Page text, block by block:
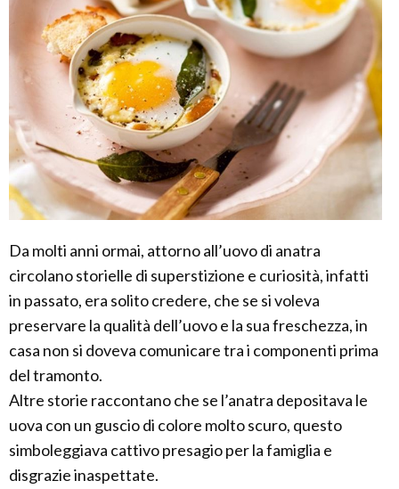
Da molti anni ormai, attorno all’uovo di anatra
circolano storielle di superstizione e curiosità, infatti
in passato, era solito credere, che se si voleva
preservare la qualità dell’uovo e la sua freschezza, in
casa non si doveva comunicare tra i componenti prima
del tramonto.
Altre storie raccontano che se l’anatra depositava le
uova con un guscio di colore molto scuro, questo
simboleggiava cattivo presagio per la famiglia e
disgrazie inaspettate.